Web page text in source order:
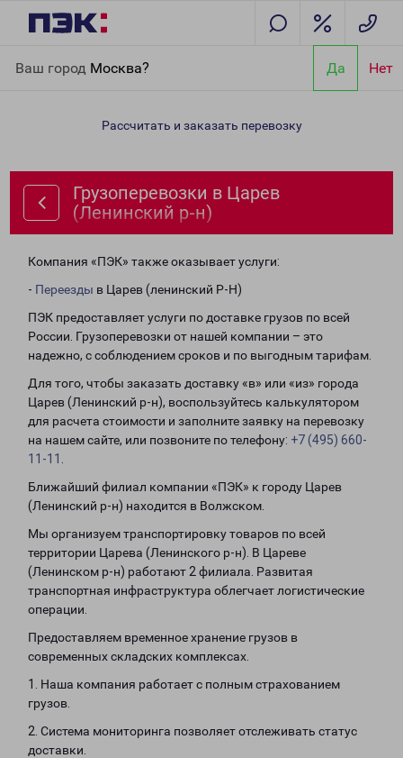
Ваш город Москва? Да Нет
н)
Рассчитать и заказать перевозку
Грузоперевозки в Царев
(Ленинский р-н)
Компания «ПЭК» также оказывает услуги:
- Переезды в Царев (ленинский Р-Н)
ПЭК предоставляет услуги по доставке грузов по всей
России. Грузоперевозки от нашей компании – это
надежно, с соблюдением сроков и по выгодным тарифам.
Для того, чтобы заказать доставку «в» или «из» города
Царев (Ленинский р-н), воспользуйтесь калькулятором
для расчета стоимости и заполните заявку на перевозку
на нашем сайте, или позвоните по телефону: +7 (495) 660-
11-11
Ближайший филиал компании «ПЭК» к городу Царев
(Ленинский р-н) находится в Волжском.
Мы организуем транспортировку товаров по всей
территории Царева (Ленинского р-н). В Цареве
(Ленинском р-н) работают 2 филиала. Развитая
транспортная инфраструктура облегчает логистические
операции.
Предоставляем временное хранение грузов в
современных складских комплексах.
1. Наша компания работает с полным страхованием
грузов.
2. Система мониторинга позволяет отслеживать статус
доставки.